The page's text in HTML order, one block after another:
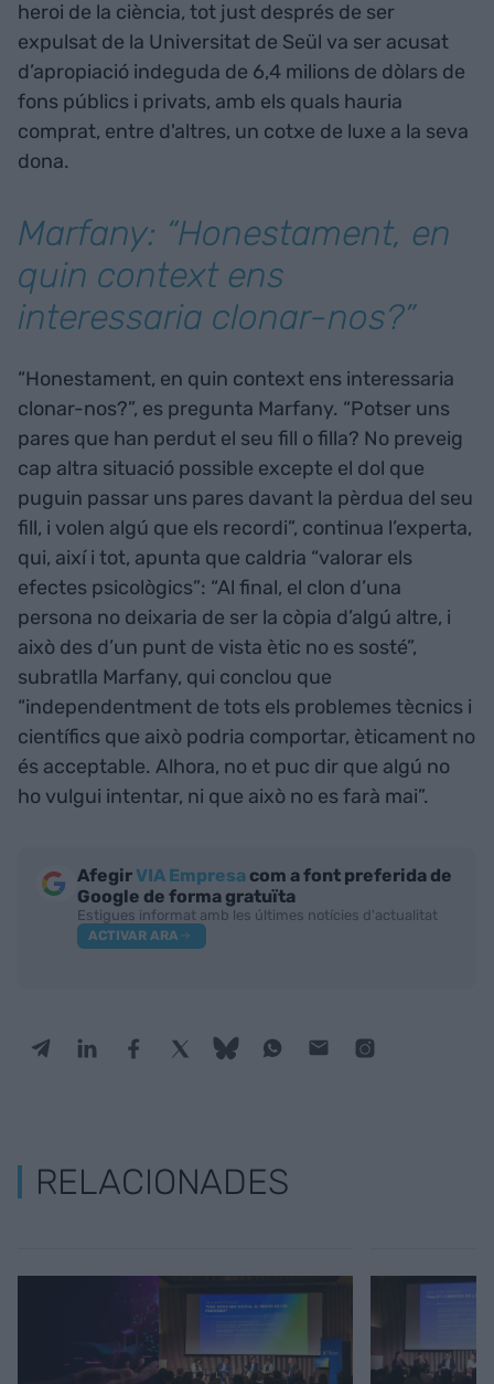
heroi de la ciència, tot just després de ser
expulsat de la Universitat de Seül va ser acusat
d’apropiació indeguda de 6,4 milions de dòlars de
fons públics i privats, amb els quals hauria
comprat, entre d'altres, un cotxe de luxe a la seva
dona.
Marfany: “Honestament, en
quin context ens
interessaria clonar-nos?”
“Honestament, en quin context ens interessaria
clonar-nos?”, es pregunta Marfany. “Potser uns
pares que han perdut el seu fill o filla? No preveig
cap altra situació possible excepte el dol que
puguin passar uns pares davant la pèrdua del seu
fill, i volen algú que els recordi”, continua l’experta,
qui, així i tot, apunta que caldria “valorar els
efectes psicològics”: “Al final, el clon d’una
persona no deixaria de ser la còpia d’algú altre, i
això des d’un punt de vista ètic no es sosté”,
subratlla Marfany, qui conclou que
“independentment de tots els problemes tècnics i
científics que això podria comportar, èticament no
és acceptable. Alhora, no et puc dir que algú no
ho vulgui intentar, ni que això no es farà mai”.
AfegirVIA Empresa com a font preferida de
Google de forma gratuïta
Estigues informat amb les últimes notícies d'actualitat
ACTIVAR ARA
RELACIONADES